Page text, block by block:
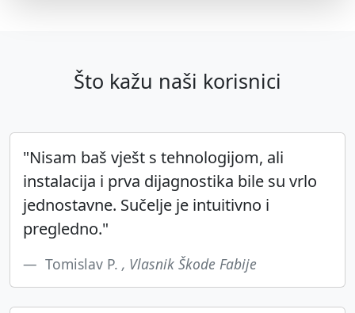
Što kažu naši korisnici
"Nisam baš vješt s tehnologijom, ali
instalacija i prva dijagnostika bile su vrlo
jednostavne. Sučelje je intuitivno i
pregledno."
Tomislav P. , Vlasnik Škode Fabije